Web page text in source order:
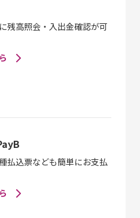
残高照会・入出金確認が可
払込票なども簡単にお支払